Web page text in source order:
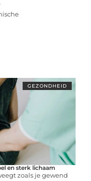
GEZONDHEID
en sterk lichaam
zoals je gewend